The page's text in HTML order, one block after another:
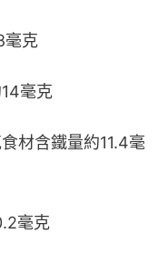
毫克
毫克
材含鐵量約11.4毫
毫克